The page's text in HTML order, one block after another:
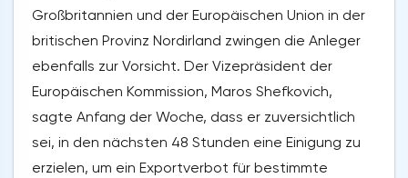
Großbritannien und der Europäischen Union in der
britischen Provinz Nordirland zwingen die Anleger
ebenfalls zur Vorsicht. Der Vizepräsident der
Europäischen Kommission, Maros Shefkovich,
sagte Anfang der Woche, dass er zuversichtlich
sei, in den nächsten 48 Stunden eine Einigung zu
erzielen, um ein Exportverbot für bestimmte